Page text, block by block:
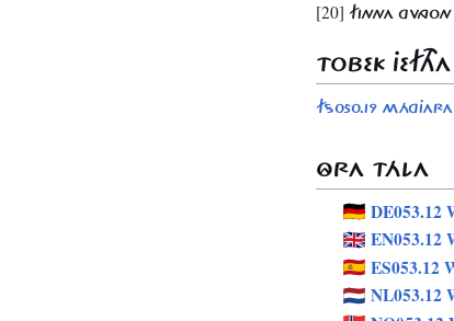
[20] FINNA
TOBEK
FS050.19 MÁGJARA
ÔRA TÁLA
DE053.12
EN053.12
ES053.12
NL053.12